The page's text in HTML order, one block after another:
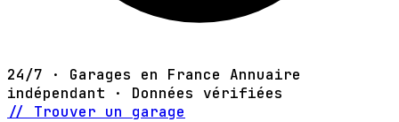
24/7 · Garages en France Annuaire
indépendant · Données vérifiées
// Trouver un garage